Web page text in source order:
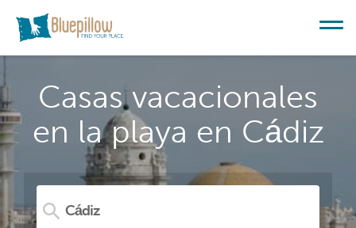
Casas vacacionales
en la playa en Cádiz